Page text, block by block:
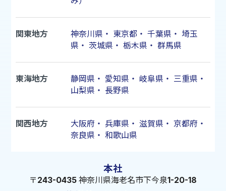
関東地方 神奈川県 ・ 東京都・ 千葉県 ・ 埼玉
県 ・ 茨城県 ・ 栃木県 ・ 群馬県
東海地方 静岡県 ・ 愛知県 ・ 岐阜県 ・ 三重県 ・
山梨県 ・ 長野県
関西地方 大阪府 ・ 兵庫県 ・ 滋賀県 ・ 京都府 ・
奈良県 ・ 和歌山県
本社
〒243-0435 神奈川県海老名市下今泉1-20-18